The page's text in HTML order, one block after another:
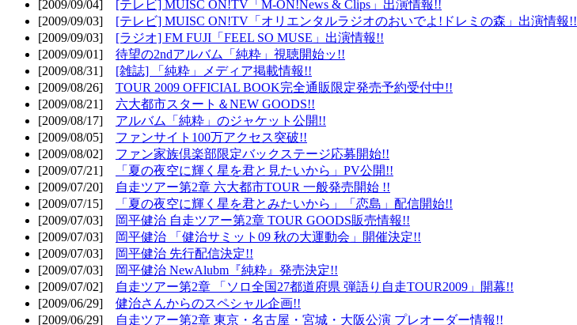
[2009/09/04] [テレビ] MUISC ON!TV「M-ON!News & Clips」出演情報!!
[2009/09/03] [テレビ] MUISC ON!TV「オリエンタルラジオのおいでよ!ドレミの森」出演情報!!
[2009/09/03] [ラジオ] FM FUJI「FEEL SO MUSE」出演情報!!
[2009/09/01] 待望の2ndアルバム「純粋」視聴開始ッ!!
[2009/08/31] [雑誌] 「純粋」メディア掲載情報!!
[2009/08/26] TOUR 2009 OFFICIAL BOOK完全通販限定発売予約受付中!!
[2009/08/21] 六大都市スタート＆NEW GOODS!!
[2009/08/17] アルバム「純粋」のジャケット公開!!
[2009/08/05] ファンサイト100万アクセス突破!!
[2009/08/02] ファン家族倶楽部限定バックステージ応募開始!!
[2009/07/21]
「夏の夜空に輝く星を君と見たいから」PV公開!!
[2009/07/20]
自走ツアー第2章 六大都市TOUR 一般発売開始 !!
[2009/07/15]
「夏の夜空に輝く星を君とみたいから」「恋島」配信開始!!
[2009/07/03]
岡平健治 自走ツアー第2章 TOUR GOODS販売情報!!
[2009/07/03]
岡平健治 「健治サミット09 秋の大運動会」開催決定!!
[2009/07/03]
岡平健治 先行配信決定!!
[2009/07/03]
岡平健治 NewAlubm『純粋』発売決定!!
[2009/07/02]
自走ツアー第2章 「ソロ全国27都道府県 弾語り自走TOUR2009」開幕!!
[2009/06/29] 健治さんからのスペシャル企画!!
[2009/06/29]
自走ツアー第2章 東京・名古屋・宮城・大阪公演 プレオーダー情報!!